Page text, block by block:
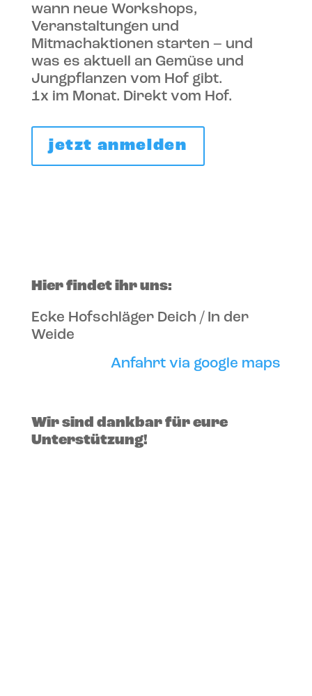
wann neue Workshops,
Veranstaltungen und
Mitmachaktionen starten – und
was es aktuell an Gemüse und
Jungpflanzen vom Hof gibt.
1x im Monat. Direkt vom Hof.
jetzt anmelden
Hier findet ihr uns:
Ecke Hofschläger Deich / In der
Weide
Anfahrt via google maps
Wir sind dankbar für eure
Unterstützung!